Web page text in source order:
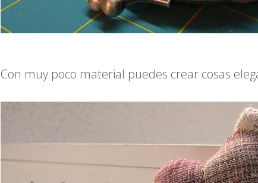
Con muy poco material puedes crear cosas